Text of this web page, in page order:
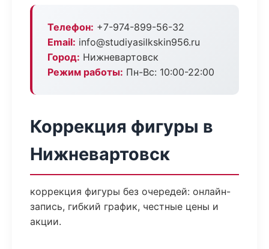
Телефон: +7-974-899-56-32
Email: info@studiyasilkskin956.ru
Город: Нижневартовск
Режим работы: Пн-Вс: 10:00-22:00
Коррекция фигуры в
Нижневартовск
коррекция фигуры без очередей: онлайн-
запись, гибкий график, честные цены и
акции.